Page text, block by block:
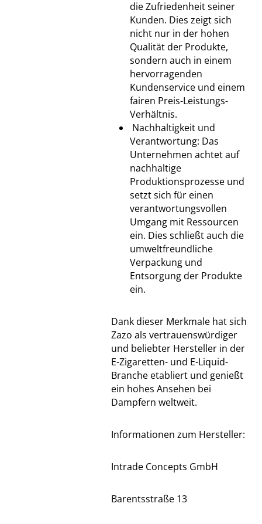
die Zufriedenheit seiner
Kunden. Dies zeigt sich
nicht nur in der hohen
Qualität der Produkte,
sondern auch in einem
hervorragenden
Kundenservice und einem
fairen Preis-Leistungs-
Verhältnis.
Nachhaltigkeit und
Verantwortung: Das
Unternehmen achtet auf
nachhaltige
Produktionsprozesse und
setzt sich für einen
verantwortungsvollen
Umgang mit Ressourcen
ein. Dies schließt auch die
umweltfreundliche
Verpackung und
Entsorgung der Produkte
ein.
Dank dieser Merkmale hat sich
Zazo als vertrauenswürdiger
und beliebter Hersteller in der
E-Zigaretten- und E-Liquid-
Branche etabliert und genießt
ein hohes Ansehen bei
Dampfern weltweit.
Informationen zum Hersteller:
Intrade Concepts GmbH
Barentsstraße 13